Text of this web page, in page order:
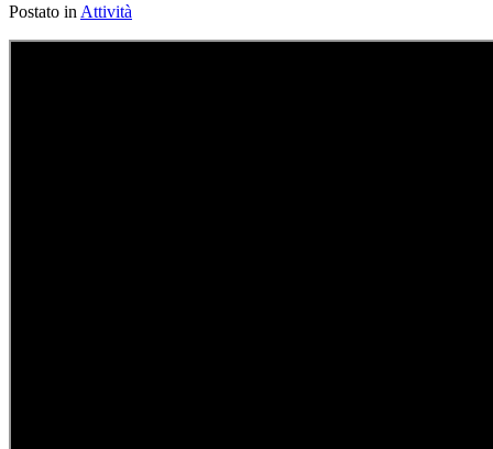
Postato in Attività